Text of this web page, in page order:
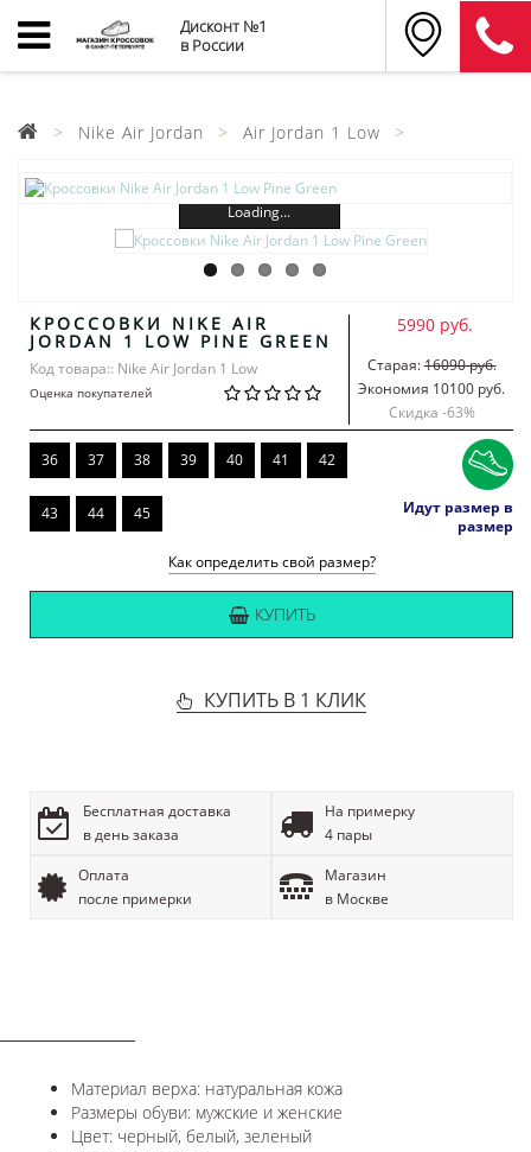
Дисконт №1
в России
Nike Air Jordan Air Jordan 1 Low
Loading...
КРОССОВКИ NIKE AIR
JORDAN 1 LOW PINE GREEN
Код товара:: Nike Air Jordan 1 Low
Оценка покупателей
5990 руб.
Старая:16090 руб.
Экономия 10100 руб.
Скидка -63%
36 37 38 39 40 41 42
43 44 45
Идут размер в
размер
Как определить свой размер?
КУПИТЬ
КУПИТЬ В 1 КЛИК
Бесплатная доставка
в день заказа
На примерку
4 пары
Оплата
после примерки
Магазин
в Москве
Материал верха: натуральная кожа
Размеры обуви: мужские и женские
Цвет: черный, белый, зеленый